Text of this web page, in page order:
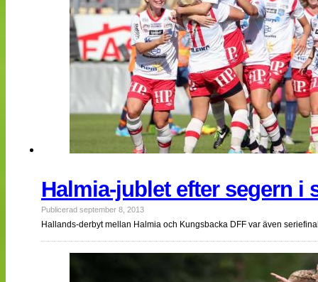
Halmia-jublet efter segern i
Publicerad september 8, 2013
Hallands-derbyt mellan Halmia och Kungsbacka DFF var även